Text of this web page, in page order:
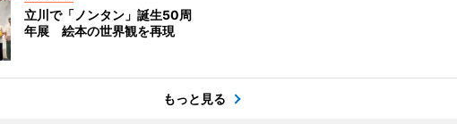
立川で「ノンタン」誕生50周
年展 絵本の世界観を再現
もっと見る